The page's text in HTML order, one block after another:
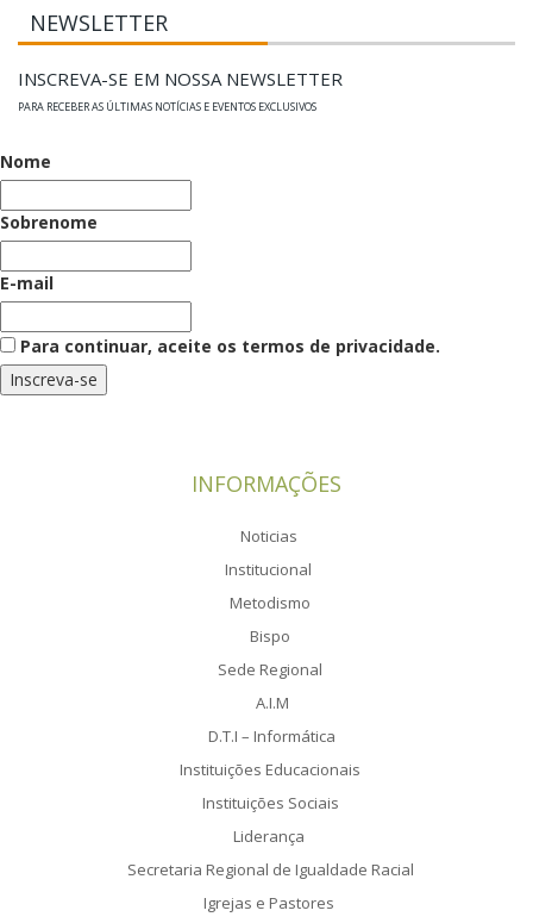
NEWSLETTER
INSCREVA-SE EM NOSSA NEWSLETTER
PARA RECEBER AS ÚLTIMAS NOTÍCIAS E EVENTOS EXCLUSIVOS
Nome
Sobrenome
E-mail
Para continuar, aceite os termos de privacidade.
INFORMAÇÕES
Noticias
Institucional
Metodismo
Bispo
Sede Regional
A.I.M
D.T.I – Informática
Instituições Educacionais
Instituições Sociais
Liderança
Secretaria Regional de Igualdade Racial
Igrejas e Pastores